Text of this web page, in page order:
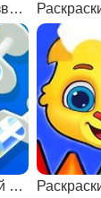
Диди и друзья: развивающие раскраски
Раскраски: смешай цвета